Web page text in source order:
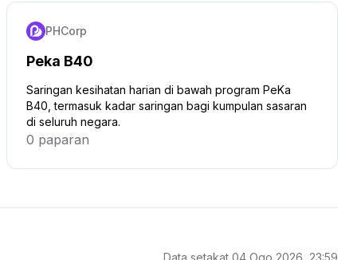
PHCorp
Peka B40
Saringan kesihatan harian di bawah program PeKa
B40, termasuk kadar saringan bagi kumpulan sasaran
di seluruh negara.
0 paparan
Data setakat 04 Ogo 2026, 23:59